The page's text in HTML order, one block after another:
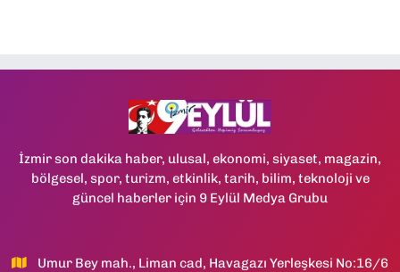
İzmir son dakika haber, ulusal, ekonomi, siyaset, magazin,
bölgesel, spor, turizm, etkinlik, tarih, bilim, teknoloji ve
güncel haberler için 9 Eylül Medya Grubu
Umur Bey mah., Liman cad, Havagazı Yerleşkesi No:16/6